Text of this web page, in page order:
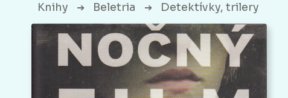
Knihy ➔ Beletria ➔ Detektívky, trilery